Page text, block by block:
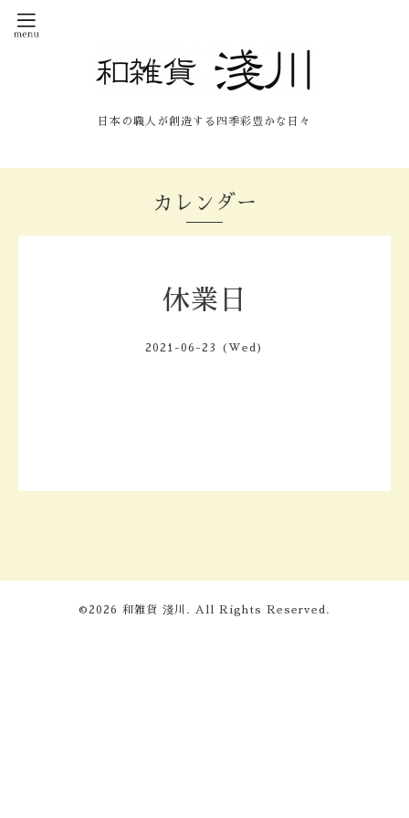
日本の職人が創造する四季彩豊かな日々
カレンダー
休業日
2021-06-23 (Wed)
©2026 和雑貨 淺川 . All Rights Reserved.